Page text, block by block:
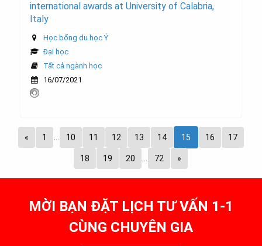
international awards at University of Calabria,
Italy
Học bổng du học Ý
Đại học
Tất cả ngành học
16/07/2021
« 1 10 11 12 13 14 15 16 17
18 19 20 72 »
MỜI BẠN ĐẶT LỊCH TƯ VẤN 1-1
CÙNG CHUYÊN GIA